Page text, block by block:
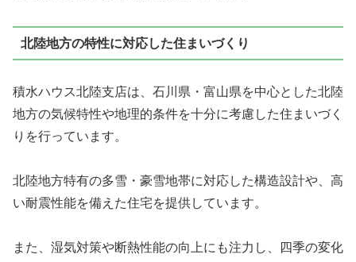
北陸地方の特性に対応した住まいづくり
積水ハウス北陸支店は、石川県・富山県を中心とした北陸
地方の気候特性や地理的条件を十分に考慮した住まいづく
り を行っています。
北陸地方特有の多雪・豪雪地帯に対応した構造設計や、高
い耐震性能を備えた住宅を提供しています。
また、湿気対策や断熱性能の向上にも注力し、四季の変化